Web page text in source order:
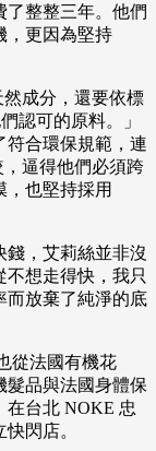
了整整三年。他們
，更因為堅持
然成分，還要依標
認可的原料。」
符合環保規範，連
逼得他們必須跨
，也堅持採用
錢，艾莉絲並非沒
想走得快，我只
而放棄了純淨的底
從法國有機花
髮品與法國身體保
在台北 NOKE 忠
閃店。